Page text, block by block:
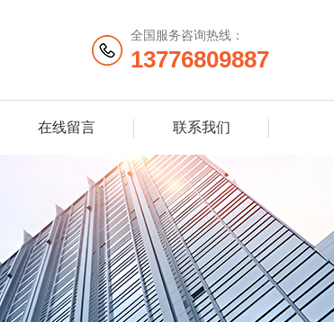
全国服务咨询热线：
13776809887
在线留言 联系我们